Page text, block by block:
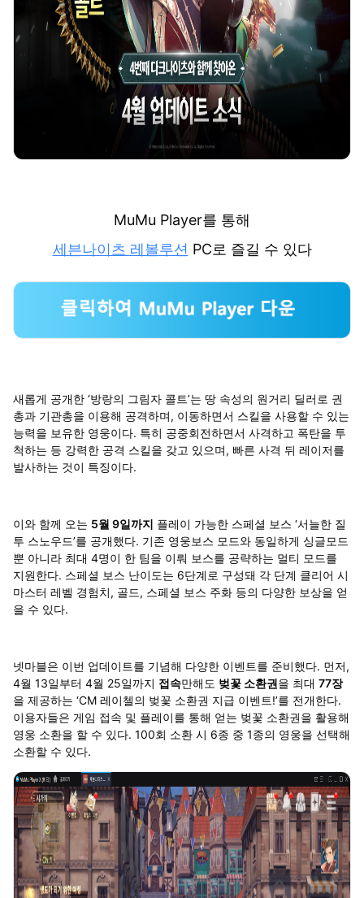
MuMu Player를 통해
세븐나이츠 레볼루션 PC로 즐길 수 있다
새롭게 공개한 ‘방랑의 그림자 콜트’는 땅 속성의 원거리 딜러로 권
총과 기관총을 이용해 공격하며, 이동하면서 스킬을 사용할 수 있는
능력을 보유한 영웅이다. 특히 공중회전하면서 사격하고 폭탄을 투
척하는 등 강력한 공격 스킬을 갖고 있으며, 빠른 사격 뒤 레이저를
발사하는 것이 특징이다.
이와 함께 오는 5월 9일까지 플레이 가능한 스페셜 보스 ‘서늘한 질
투 스노우드’를 공개했다. 기존 영웅보스 모드와 동일하게 싱글모드
뿐 아니라 최대 4명이 한 팀을 이뤄 보스를 공략하는 멀티 모드를
지원한다. 스페셜 보스 난이도는 6단계로 구성돼 각 단계 클리어 시
마스터 레벨 경험치, 골드, 스페셜 보스 주화 등의 다양한 보상을 얻
을 수 있다.
넷마블은 이번 업데이트를 기념해 다양한 이벤트를 준비했다. 먼저,
4월 13일부터 4월 25일까지 접속만해도 벚꽃 소환권을 최대 77장
을 제공하는 ‘CM 레이첼의 벚꽃 소환권 지급 이벤트!’를 전개한다.
이용자들은 게임 접속 및 플레이를 통해 얻는 벚꽃 소환권을 활용해
영웅 소환을 할 수 있다. 100회 소환 시 6종 중 1종의 영웅을 선택해
소환할 수 있다.